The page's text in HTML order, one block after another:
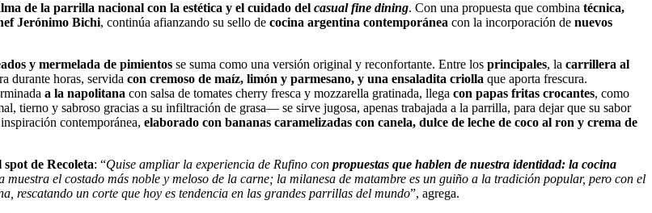
de la parrilla nacional con la estética y el cuidado del casual fine dining. Con una propuesta que combina técnica,
Jerónimo Bichi, continúa afianzando su sello de cocina argentina contemporánea con la incorporación de nuevos
y mermelada de pimientos se suma como una versión original y reconfortante. Entre los principales, la carrillera al
durante horas, servida con cremoso de maíz, limón y parmesano, y una ensaladita criolla que aporta frescura.
a la napolitana con salsa de tomates cherry fresca y mozzarella gratinada, llega con papas fritas crocantes, como
tierno y sabroso gracias a su infiltración de grasa— se sirve jugosa, apenas trabajada a la parrilla, para dejar que su sabor
contemporánea, elaborado con bananas caramelizadas con canela, dulce de leche de coco al ron y crema de
de Recoleta: “Quise ampliar la experiencia de Rufino con propuestas que hablen de nuestra identidad: la cocina
el costado más noble y meloso de la carne; la milanesa de matambre es un guiño a la tradición popular, pero con el
rescatando un corte que hoy es tendencia en las grandes parrillas del mundo”, agrega.